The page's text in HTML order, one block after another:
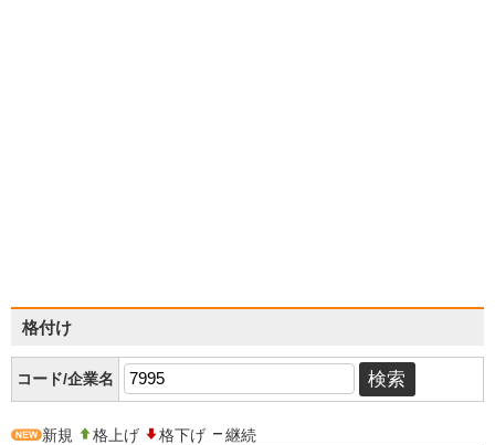
格付け
コード/企業名
新規 格上げ 格下げ
継続